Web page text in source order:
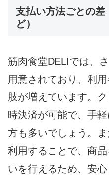
支払い方法ごとの差
ど）
筋肉食堂DELIでは、
用意されており、利
肢が増えています。
時決済が可能で、手
方も多いでしょう。
利用することで、商
いを行えるため、安